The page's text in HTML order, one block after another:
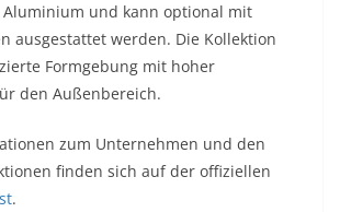
und kann optional mit
ausgestattet werden. Die Kollektion
Formgebung mit hoher
den Außenbereich.
zum Unternehmen und den
finden sich auf der offiziellen
.